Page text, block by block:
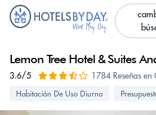
Lemon Tree Hotel & Suites
3.6/5 1784 Reseñas
Habitación De Uso Diurno